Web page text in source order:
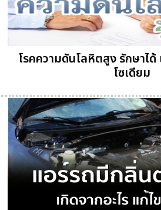
โรคความดันโลหิตสูง รักษาไ
โซเดียม